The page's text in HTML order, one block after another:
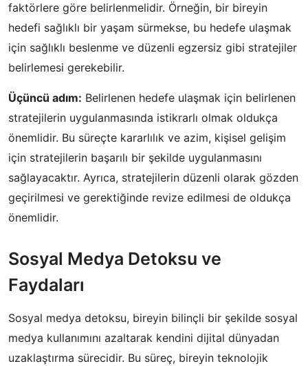
faktörlere göre belirlenmelidir. Örneğin, bir bireyin
hedefi sağlıklı bir yaşam sürmekse, bu hedefe ulaşmak
için sağlıklı beslenme ve düzenli egzersiz gibi stratejiler
belirlemesi gerekebilir.
Üçüncü adım: Belirlenen hedefe ulaşmak için belirlenen
stratejilerin uygulanmasında istikrarlı olmak oldukça
önemlidir. Bu süreçte kararlılık ve azim, kişisel gelişim
için stratejilerin başarılı bir şekilde uygulanmasını
sağlayacaktır. Ayrıca, stratejilerin düzenli olarak gözden
geçirilmesi ve gerektiğinde revize edilmesi de oldukça
önemlidir.
Sosyal Medya Detoksu ve
Faydaları
Sosyal medya detoksu, bireyin bilinçli bir şekilde sosyal
medya kullanımını azaltarak kendini dijital dünyadan
uzaklaştırma sürecidir. Bu süreç, bireyin teknolojik